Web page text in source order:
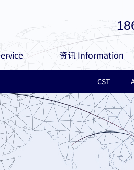
资讯 Information
CST